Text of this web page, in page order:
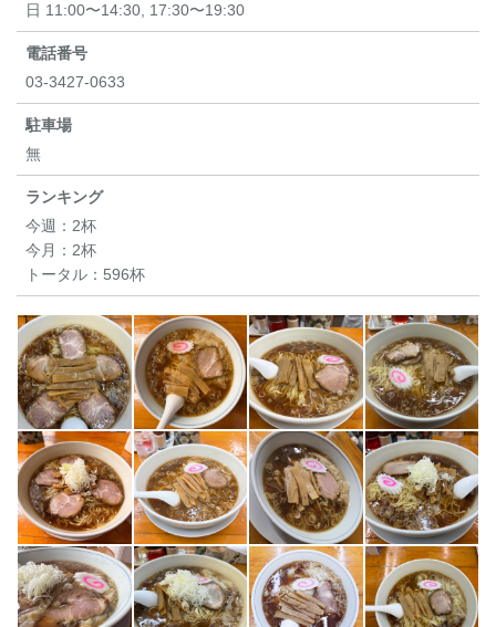
日 11:00〜14:30, 17:30〜19:30
電話番号
03-3427-0633
駐車場
無
ランキング
今週： 2杯
今月： 2杯
トータル： 596杯